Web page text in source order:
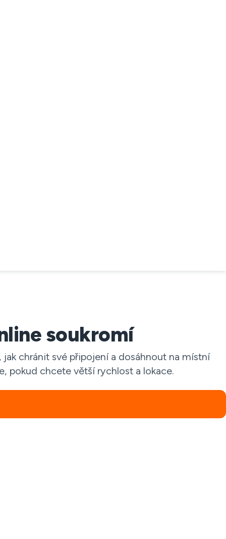
soukromí
chránit své připojení a dosáhnout na místní
pokud chcete větší rychlost a lokace.